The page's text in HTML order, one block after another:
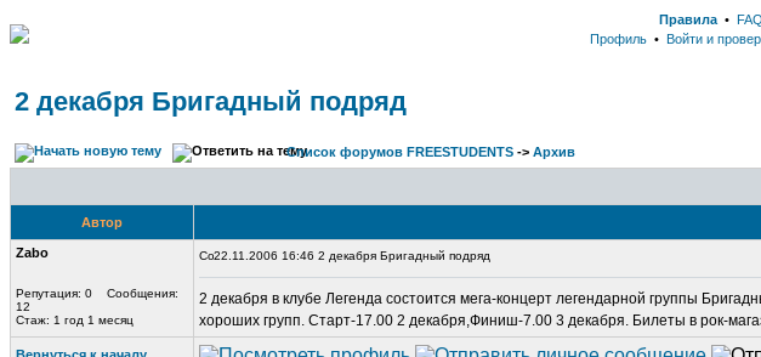
Правила • FAQ
Профиль • Войти и
2 декабря Бригадный подряд
Список форумов FREESTUDENTS -> Архив
Автор
Zabo
Репутация: 0 Сообщения:
12
Стаж: 1 год 1 месяц
22.11.2006 16:46 2 декабря Бригадный подряд
2 декабря в клубе Легенда состоится мега-концерт легендарной группы
хороших групп. Старт-17.00 2 декабря,Финиш-7.00 3 декабря. Билеты в рок-